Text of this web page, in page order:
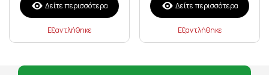
Δείτε περισσότερα
Εξαντλήθηκε
Δείτε περισσότερα
Εξαντλήθηκε